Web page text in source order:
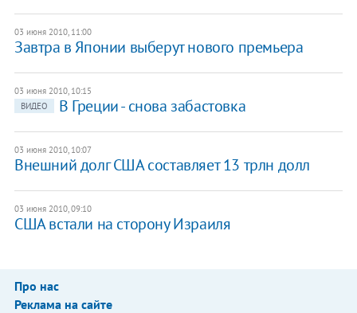
03 июня 2010, 11:00
Завтра в Японии выберут нового премьера
03 июня 2010, 10:15
ВИДЕО
В Греции - снова забастовка
03 июня 2010, 10:07
Внешний долг США составляет 13 трлн долл
03 июня 2010, 09:10
США встали на сторону Израиля
Про нас
Реклама на сайте